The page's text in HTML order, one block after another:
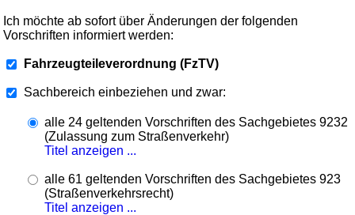
Ich möchte ab sofort über Änderungen der folgenden
Vorschriften informiert werden:
Fahrzeugteileverordnung (FzTV)
Sachbereich einbeziehen und zwar:
alle 24 geltenden Vorschriften des Sachgebietes 9232
(Zulassung zum Straßenverkehr)
Titel anzeigen ...
alle 61 geltenden Vorschriften des Sachgebietes 923
(Straßenverkehrsrecht)
Titel anzeigen ...